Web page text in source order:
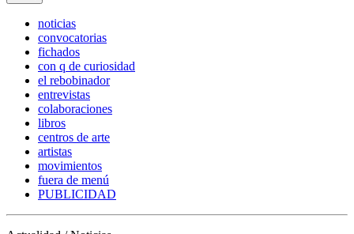
noticias
convocatorias
fichados
con q de curiosidad
el rebobinador
entrevistas
colaboraciones
libros
centros de arte
artistas
movimientos
fuera de menú
PUBLICIDAD